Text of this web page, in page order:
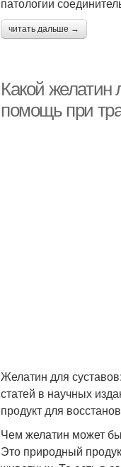
читать дальше →
Какой
помощь при
Желатин для
статей в научных
продукт для
Чем желатин может
Это природный